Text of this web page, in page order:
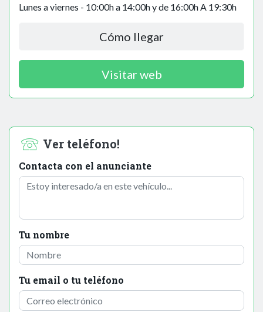
Lunes a viernes - 10:00h a 14:00h y de 16:00h A 19:30h
Cómo llegar
Visitar web
Ver teléfono!
Contacta con el anunciante
Tu nombre
Tu email o tu teléfono